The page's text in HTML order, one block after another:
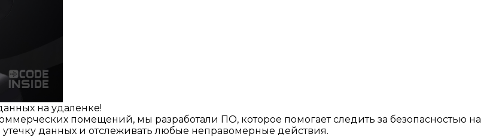
на удаленке!
помещений, мы разработали ПО, которое помогает следить за безопасностью на
данных и отслеживать любые неправомерные действия.